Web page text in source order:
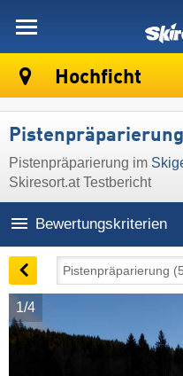
Hochficht
Pistenpräparierung im
Skiresort.at Testbericht
Bewertungskriterien
1/4